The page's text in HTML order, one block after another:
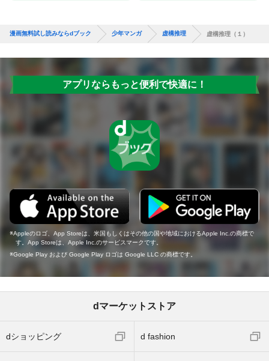
漫画無料試し読みならdブック 少年マンガ 虚構推理 虚構推理（１）
アプリならもっと便利で快適に！
Appleのロゴ、App Storeは、米国もしくはその他の国や地域におけるApple Inc.の商標で
す。App Storeは、Apple Inc.のサービスマークです。
Google Play および Google Play ロゴは Google LLC の商標です。
dマーケットストア
dショッピング d fashion